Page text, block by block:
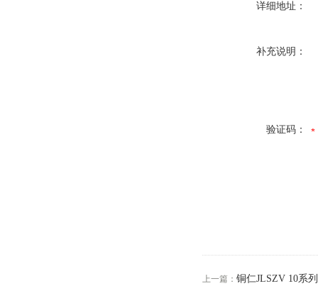
详细地址：
补充说明：
验证码：
上一篇： 铜仁JLSZV 10系